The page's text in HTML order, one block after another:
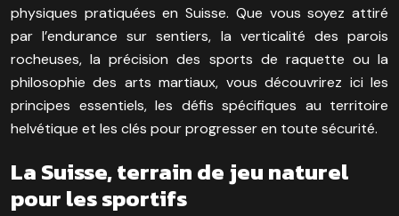
physiques pratiquées en Suisse. Que vous soyez attiré
par l’endurance sur sentiers, la verticalité des parois
rocheuses, la précision des sports de raquette ou la
philosophie des arts martiaux, vous découvrirez ici les
principes essentiels, les défis spécifiques au territoire
helvétique et les clés pour progresser en toute sécurité.
La Suisse, terrain de jeu naturel
pour les sportifs